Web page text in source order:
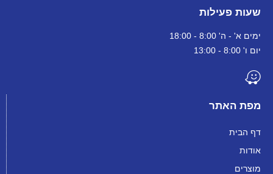
מפת האתר
דף הבית
אודות
מוצרים
שעות פעילות
ימים א' - ה' 8:00 - 18:00
יום ו' 8:00 - 13:00